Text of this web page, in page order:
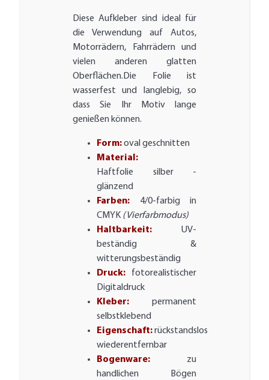
Diese Aufkleber sind ideal für
die Verwendung auf Autos,
Motorrädern, Fahrrädern und
vielen anderen glatten
Oberflächen.Die Folie ist
wasserfest und langlebig, so
dass Sie Ihr Motiv lange
genießen können.
Form:oval geschnitten
Material:
Haftfolie silber -
glänzend
Farben:4/0-farbig in
CMYK (Vierfarbmodus)
Haltbarkeit:UV-
beständig &
witterungsbeständig
Druck:fotorealistischer
Digitaldruck
Kleber:permanent
selbstklebend
Eigenschaft:rückstandslos
wiederentfernbar
Bogenware:zu
handlichen Bögen